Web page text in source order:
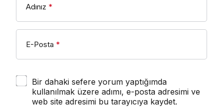
Adınız *
E-Posta *
Bir dahaki sefere yorum yaptığımda
kullanılmak üzere adımı, e-posta adresimi ve
web site adresimi bu tarayıcıya kaydet.